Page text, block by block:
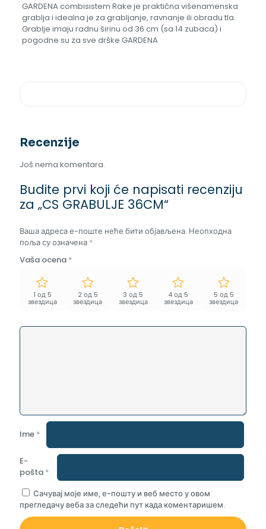
GARDENA combisistem Rake je praktična višenamenska
grablja i idealna je za grabljanje, ravnanje ili obradu tla.
Grablje imaju radnu širinu od 36 cm (sa 14 zubaca) i
pogodne su za sve drške GARDENA
Recenzije
Još nema komentara.
Budite prvi koji će napisati recenziju
za „CS GRABULJE 36CM“
Ваша адреса е-поште неће бити објављена. Неопходна
поља су означена *
Vaša ocena *
1 од 5
звездица
2 од 5
звездица
3 од 5
звездица
4 од 5
звездица
5 од 5
звездица
Ime *
E-
pošta *
Сачувај моје име, е-пошту и веб место у овом
прегледачу веба за следећи пут када коментаришем.